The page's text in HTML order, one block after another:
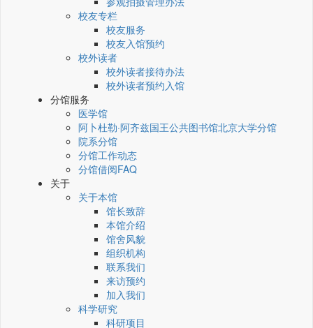
校友专栏
校友服务
校友入馆预约
校外读者
校外读者接待办法
校外读者预约入馆
分馆服务
医学馆
阿卜杜勒·阿齐兹国王公共图书馆北京大学分馆
院系分馆
分馆工作动态
分馆借阅FAQ
关于
关于本馆
馆长致辞
本馆介绍
馆舍风貌
组织机构
联系我们
来访预约
加入我们
科学研究
科研项目